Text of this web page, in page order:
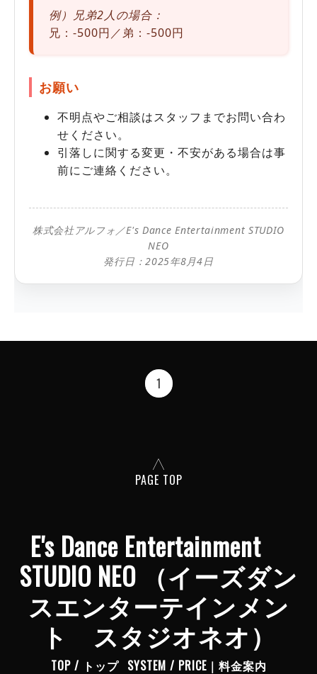
例）兄弟2人の場合：
兄：-500円／弟：-500円
お願い
不明点やご相談はスタッフまでお問い合わ
せください。
引落しに関する変更・不安がある場合は事
前にご連絡ください。
株式会社アルフォ／E's Dance Entertainment STUDIO
NEO
発行日：2025年8月4日
1
PAGE TOP
E's Dance Entertainment
STUDIO NEO （イーズダン
スエンターテインメン
ト スタジオネオ）
TOP / トップ SYSTEM / PRICE｜料金案内